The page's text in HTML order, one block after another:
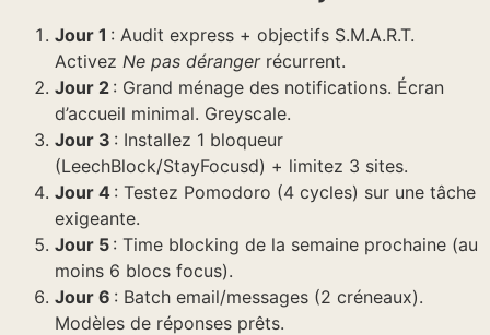
Jour 1 : Audit express + objectifs S.M.A.R.T.
Activez Ne pas dérangerrécurrent.
Jour 2 : Grand ménage des notifications. Écran
d’accueil minimal. Greyscale.
Jour 3 : Installez 1 bloqueur
(LeechBlock/StayFocusd) + limitez 3 sites.
Jour 4 : Testez Pomodoro (4 cycles) sur une tâche
exigeante.
Jour 5 : Time blocking de la semaine prochaine (au
moins 6 blocs focus).
Jour 6 : Batch email/messages (2 créneaux).
Modèles de réponses prêts.